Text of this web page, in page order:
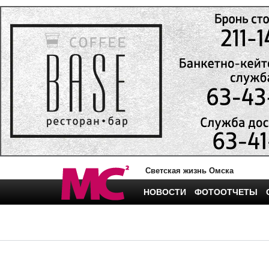
Светская жизнь Омска
НОВОСТИ ФОТООТЧЕТЫ